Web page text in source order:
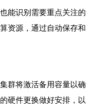
能识别需要重点关注的
资源，通过自动保存和
群将激活备用容量以确
硬件更换做好安排，以